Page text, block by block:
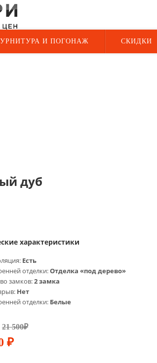
И ПОГОНАЖ СКИДКИ
дуб
характеристики
Есть
отделки:Отделка «под дерево»
замков:2 замка
Нет
отделки: Белые
21 500₽
₽